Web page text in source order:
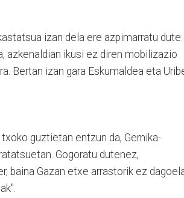
izan dela ere azpimarratu dute:
azkenaldian ikusi ez diren mobilizazio
Bertan izan gara Eskumaldea eta
guztietan entzun da, Gernika-
Gogoratu dutenez,
baina Gazan etxe arrastorik ez